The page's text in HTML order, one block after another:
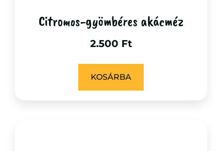
Citromos-gyömbéres akácméz
2.500 Ft
KOSÁRBA